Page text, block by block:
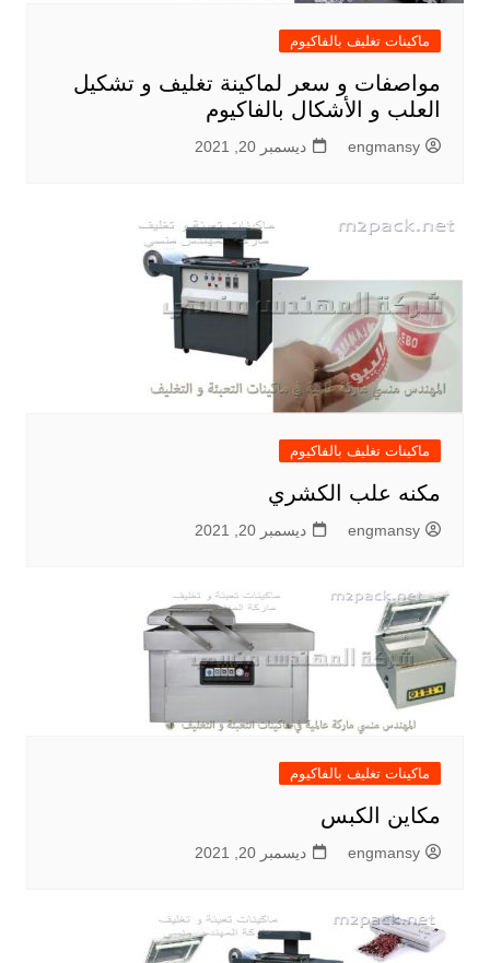
ماكينات تغليف بالفاكيوم
مواصفات و سعر لماكينة تغليف و تشكيل
العلب و الأشكال بالفاكيوم
engmansy ديسمبر 20, 2021
ماكينات تغليف بالفاكيوم
مكنه علب الكشري
engmansy ديسمبر 20, 2021
ماكينات تغليف بالفاكيوم
مكاين الكبس
engmansy ديسمبر 20, 2021